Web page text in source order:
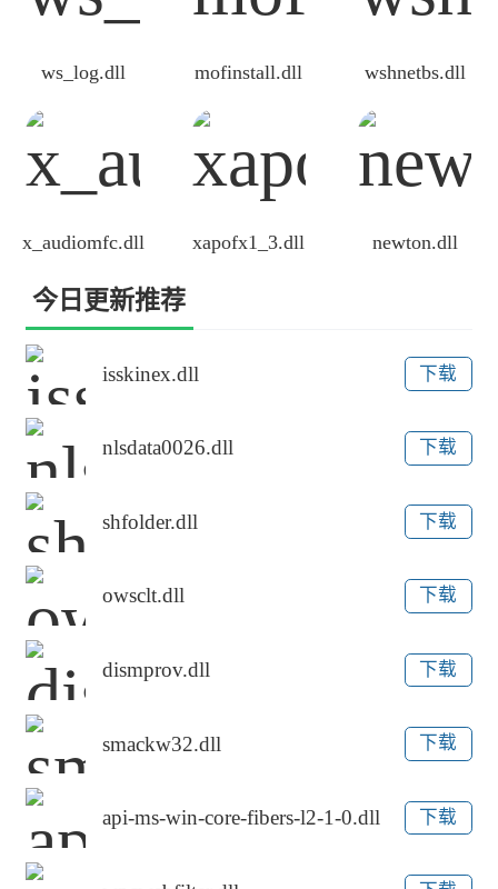
ws_log.dll mofinstall.dll wshnetbs.dll
x_audiomfc.dll xapofx1_3.dll newton.dll
今日更新推荐
isskinex.dll 下载
nlsdata0026.dll 下载
shfolder.dll 下载
owsclt.dll 下载
dismprov.dll 下载
smackw32.dll 下载
api-ms-win-core-fibers-l2-1-0.dll 下载